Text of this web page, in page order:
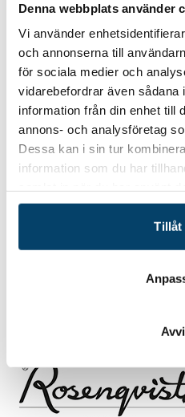
Denna webbplats använder
Vi använder
och annonserna till
för sociala medier och
vidarebefordrar även sådana
information från din enhet till
annons- och analysföretag
Dessa kan i sin tur
information som du har
Tillåt
Rosenqvists
smiddes och reparerades
hästskor formades och
konstruktioner och
mellan smidesmästaren
bonde eller på annat sätt
jordbruket.
1974 började
ett välkänt begrepp i
levererar kompletta
Läs mer om Rosenqvists